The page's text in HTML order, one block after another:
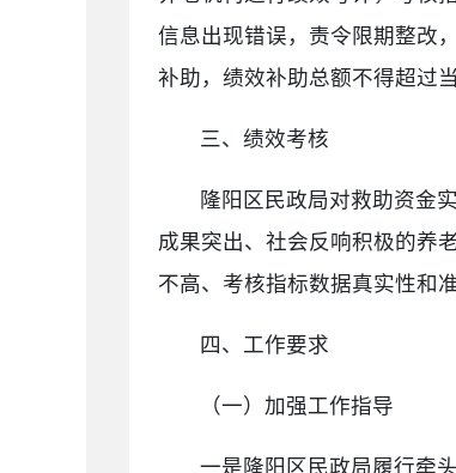
信息出现错误，责令限期整改
补助，绩效补助总额不得超过
三、绩效考核
隆阳区民政局对救助资金
成果突出、社会反响积极的养
不高、考核指标数据真实性和
四、工作要求
（一）加强工作指导
一是隆阳区民政局履行牵